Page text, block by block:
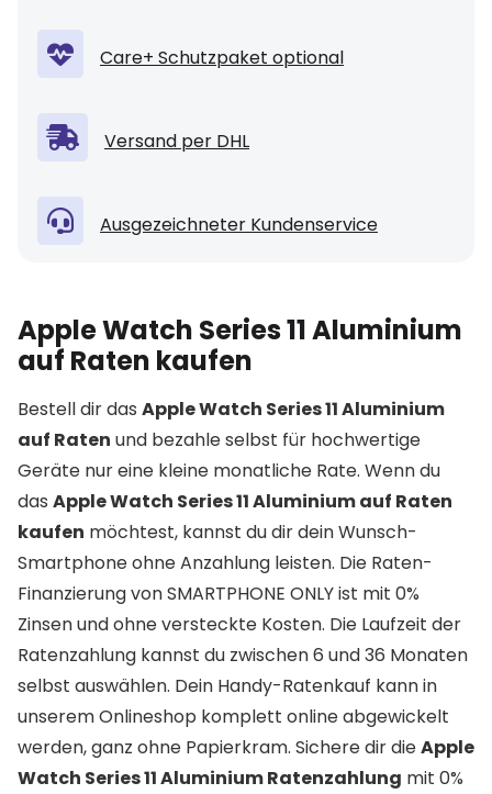
Care+ Schutzpaket optional
Versand per DHL
Ausgezeichneter Kundenservice
Apple Watch Series 11 Aluminium
auf Raten kaufen
Bestell dir das Apple Watch Series 11 Aluminium
auf Raten und bezahle selbst für hochwertige
Geräte nur eine kleine monatliche Rate. Wenn du
das Apple Watch Series 11 Aluminium auf Raten
kaufen möchtest, kannst du dir dein Wunsch-
Smartphone ohne Anzahlung leisten. Die Raten-
Finanzierung von SMARTPHONE ONLY ist mit 0%
Zinsen und ohne versteckte Kosten. Die Laufzeit der
Ratenzahlung kannst du zwischen 6 und 36 Monaten
selbst auswählen. Dein Handy-Ratenkauf kann in
unserem Onlineshop komplett online abgewickelt
werden, ganz ohne Papierkram. Sichere dir dieApple
Watch Series 11 Aluminium Ratenzahlung mit 0%